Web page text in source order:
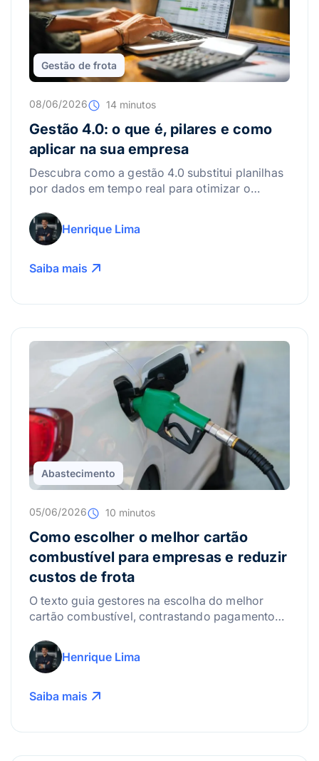
Gestão de frota
08/06/2026 14 minutos
Gestão 4.0: o que é, pilares e como
aplicar na sua empresa
Descubra como a gestão 4.0 substitui planilhas
por dados em tempo real para otimizar o
frota.
Henrique Lima
Saiba mais
Abastecimento
05/06/2026 10 minutos
Como escolher o melhor cartão
combustível para empresas e reduzir
custos de frota
O texto guia gestores na escolha do melhor
cartão combustível, contrastando pagamentos
Henrique Lima
Saiba mais